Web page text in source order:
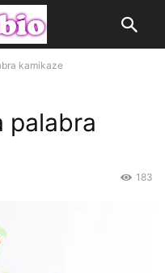
kamikaze
palabra
183